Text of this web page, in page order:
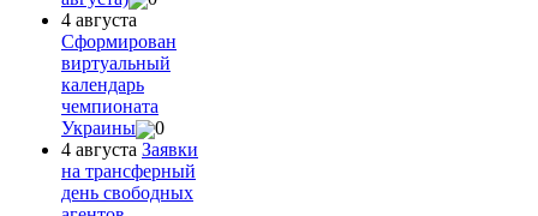
4 августа
Сформирован
виртуальный
календарь
чемпионата
Украины
0
4 августа Заявки
на трансферный
день свободных